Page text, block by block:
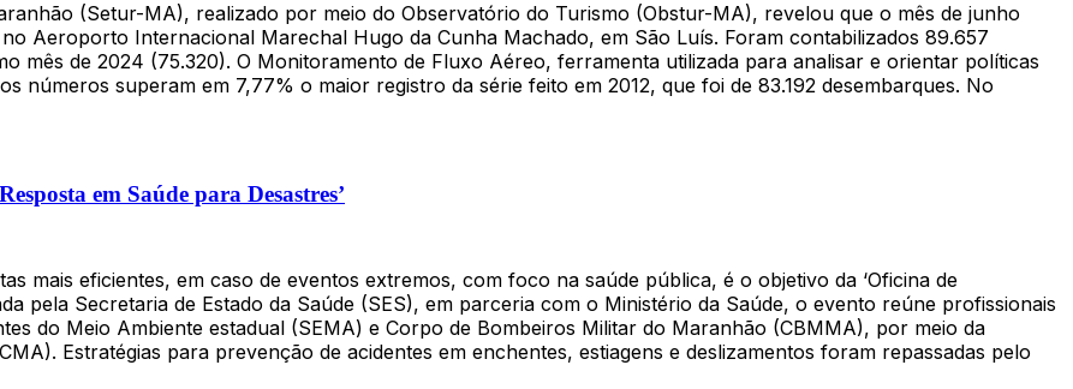
(Setur-MA), realizado por meio do Observatório do Turismo (Obstur-MA), revelou que o mês de junho
Aeroporto Internacional Marechal Hugo da Cunha Machado, em São Luís. Foram contabilizados 89.657
mês de 2024 (75.320). O Monitoramento de Fluxo Aéreo, ferramenta utilizada para analisar e orientar políticas
números superam em 7,77% o maior registro da série feito em 2012, que foi de 83.192 desembarques. No
em Saúde para Desastres’
mais eficientes, em caso de eventos extremos, com foco na saúde pública, é o objetivo da ‘Oficina de
pela Secretaria de Estado da Saúde (SES), em parceria com o Ministério da Saúde, o evento reúne profissionais
do Meio Ambiente estadual (SEMA) e Corpo de Bombeiros Militar do Maranhão (CBMMA), por meio da
Estratégias para prevenção de acidentes em enchentes, estiagens e deslizamentos foram repassadas pelo